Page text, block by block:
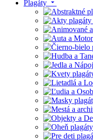
Plagáty